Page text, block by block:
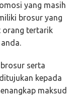
yang masih
brosur yang
orang tertarik
serta
kepada
maksud